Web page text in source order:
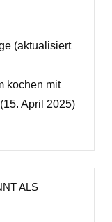
(aktualisiert
kochen mit
April 2025)
ALS